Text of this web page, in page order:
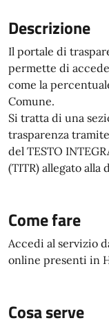
Descrizione
Il portale di
permette di
come la
Comune.
Si tratta di una
trasparenza
del TESTO
(TITR) allegato alla
Come fare
Accedi al servizio
online presenti in
Cosa serve